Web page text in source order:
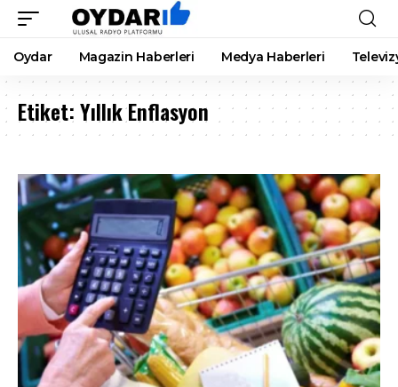
Oydar Magazin Haberleri Medya Haberleri
Etiket:Yıllık Enflasyon